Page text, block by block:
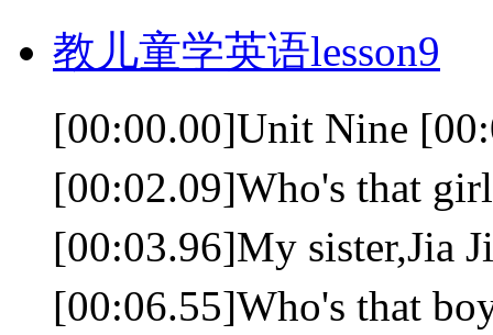
教儿童学英语lesson9
[00:00.00]Unit Nine
[00:02.09]Who's that
[00:03.96]My sister,Jia
[00:06.55]Who's that